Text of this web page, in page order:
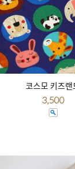
코스모 키즈랜
3,500